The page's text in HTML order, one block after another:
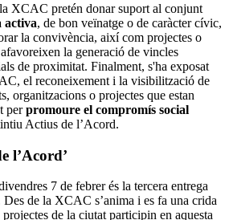
XCAC pretén donar suport al conjunt
activa, de bon veïnatge o de caràcter cívic,
la convivència, així com projectes o
la generació de vincles
de proximitat. Finalment, s'ha exposat
el reconeixement i la visibilització de
organitzacions o projectes que estan
perpromoure el compromís social
Actius de l’Acord.
l’Acord’
7 de febrer és la tercera entrega
Des de la XCAC s’anima i es fa una crida
de la ciutat participin en aquesta